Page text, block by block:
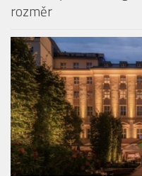
Restaurace The
Our Story. Fine dining